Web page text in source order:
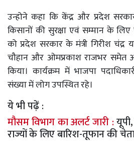
उन्होने कहा कि केंद्र और प्रदेश
किसानों की सुरक्षा एवं सम्मान के लिए
को प्रदेश सरकार के मंत्री गिरीश चंद्र
चौहान और ओमप्रकाश राजभर समेत
किया। कार्यक्रम में भाजपा
संख्या में लोग उपस्थित रहे।
ये भी पढ़ें :
मौसम विभाग का अलर्ट जारी :
राज्यों के लिए बारिश-तूफान की